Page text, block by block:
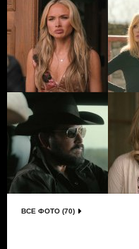
ВСЕ ФОТО (70)